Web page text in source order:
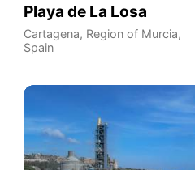
Playa de La Losa
Cartagena, Region of Murcia,
Spain